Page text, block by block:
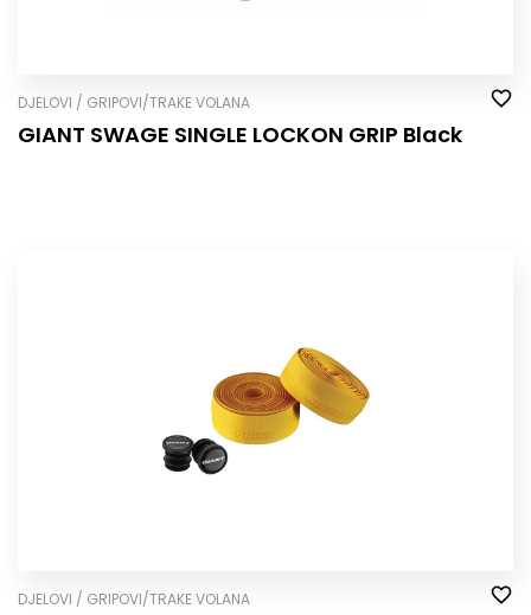
DJELOVI / GRIPOVI/TRAKE VOLANA
GIANT SWAGE SINGLE LOCK­ON GRIP Black
DJELOVI / GRIPOVI/TRAKE VOLANA